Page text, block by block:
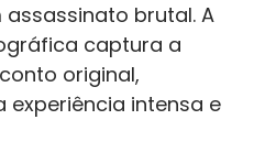
brutal. A
captura a
original,
intensa e